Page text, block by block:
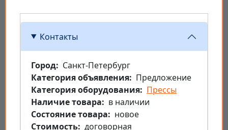
Контакты
Город
Санкт-Петербург
Категория объявления
Предложение
Категория оборудования
Прессы
Наличие товара
в наличии
Состояние товара
новое
Стоимость договорная